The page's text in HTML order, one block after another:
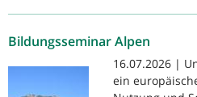
Bildungsseminar Alpen
16.07.2026 |
ein